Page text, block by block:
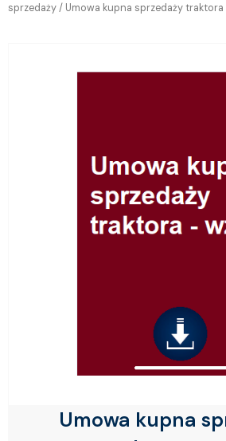
sprzedaży/ Umowa kupna sprzedaży
Umowa kupna